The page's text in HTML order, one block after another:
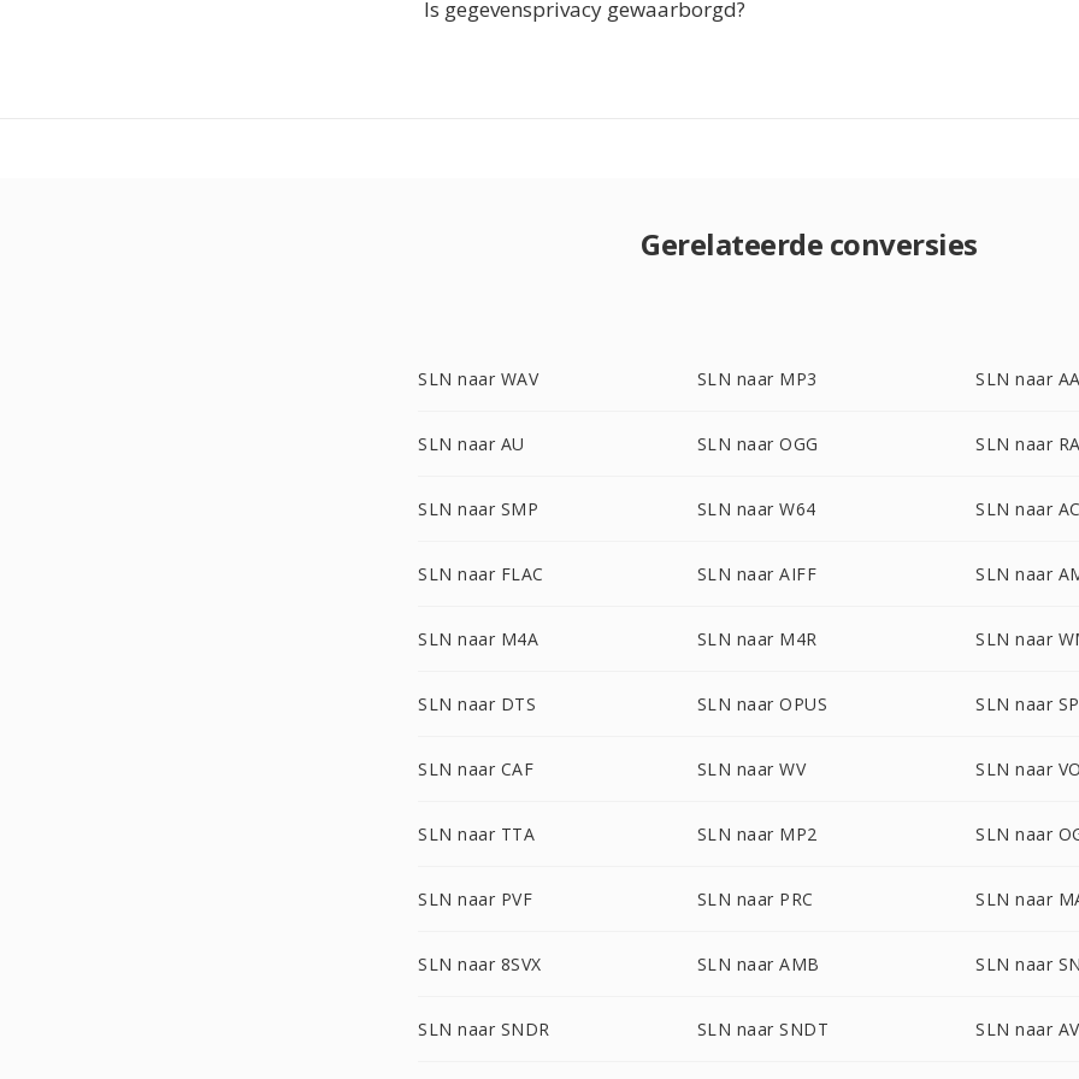
Is gegevensprivacy gewaarborgd?
Gerelateerde conversies
SLN naar WAV SLN naar MP3 SLN naar
SLN naar AU SLN naar OGG SLN naar RA
SLN naar SMP SLN naar W64 SLN naar
SLN naar FLAC SLN naar AIFF SLN naar
SLN naar M4A SLN naar M4R SLN naar
SLN naar DTS SLN naar OPUS SLN naar
SLN naar CAF SLN naar WV SLN naar
SLN naar TTA SLN naar MP2 SLN naar
SLN naar PVF SLN naar PRC SLN naar
SLN naar 8SVX SLN naar AMB SLN naar
SLN naar SNDR SLN naar SNDT SLN naar